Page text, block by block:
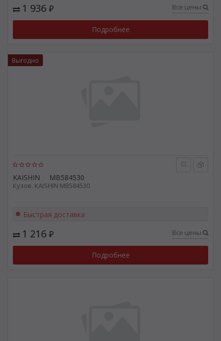
1 936 ₽ Все цены
Подробнее
KAISHIN MB584530
Кузов. KAISHIN MB584530
Выгодно
Быстрая доставка
1 216 ₽ Все цены
Подробнее